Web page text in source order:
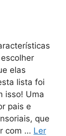
elas
lista foi
isso! Uma
pais e
que
com … Ler